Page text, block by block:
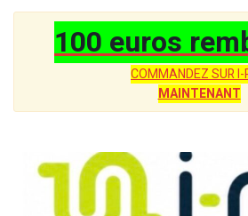
100 euros
COMMANDEZ SUR I-
MAINTENANT